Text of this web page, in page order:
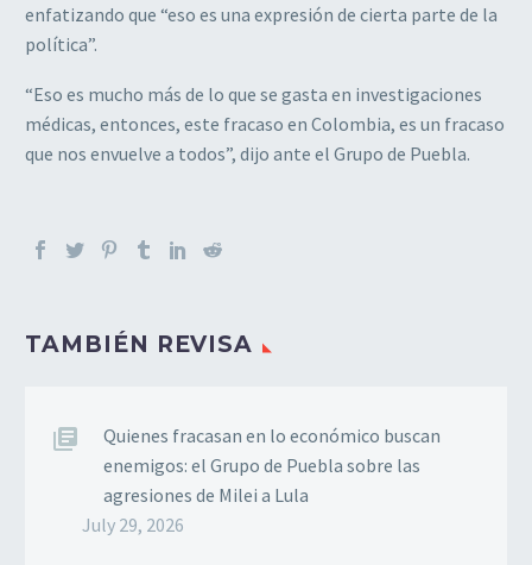
enfatizando que “eso es una expresión de cierta parte de la
política”.
“Eso es mucho más de lo que se gasta en investigaciones
médicas, entonces, este fracaso en Colombia, es un fracaso
que nos envuelve a todos”, dijo ante el Grupo de Puebla.
TAMBIÉN REVISA
Quienes fracasan en lo económico buscan
enemigos: el Grupo de Puebla sobre las
agresiones de Milei a Lula
July 29, 2026